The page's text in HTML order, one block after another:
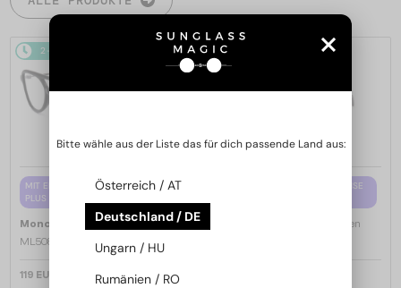
2-4 WERKTAGE
MIT EINER EINSTÄRKENGLASLINSE
PLUS 65 EUR
Moncler
Brillenfassungen
ML5081 - 001 - 56
119 EUR
MIT EINER EINSTÄRKENGLASLINSE
Brillenfassungen
Bitte wähle aus der Liste das für dich passende Land aus:
Österreich / AT
Deutschland / DE
Ungarn / HU
Rumänien / RO